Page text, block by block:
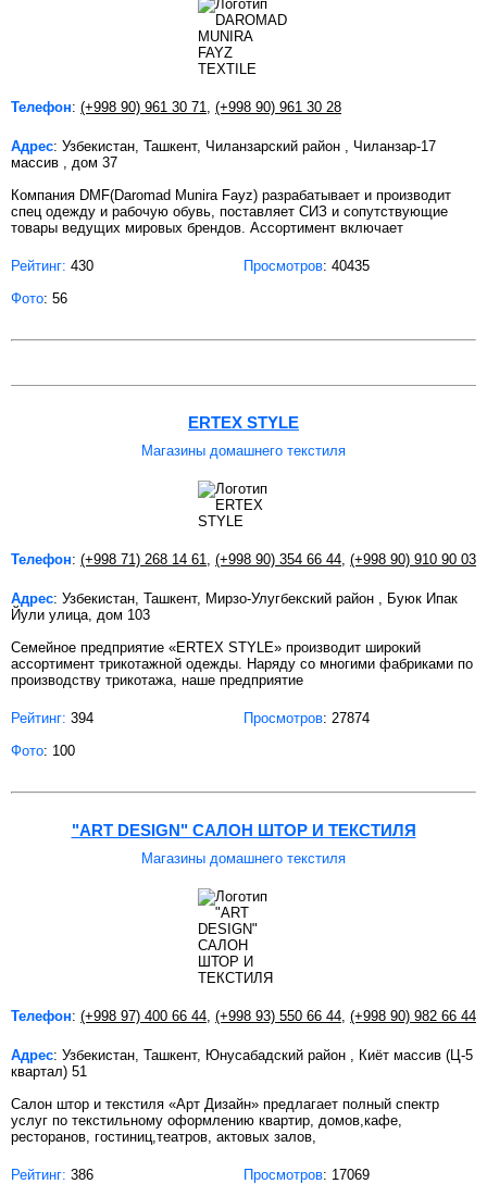
Телефон: (+998 90) 961 30 71 (+998 90) 961 30 28
Адрес: Узбекистан, Ташкент, Чиланзарский район , Чиланзар-17
массив , дом 37
Компания DMF(Daromad Munira Fayz) разрабатывает и производит
спец одежду и рабочую обувь, поставляет СИЗ и сопутствующие
товары ведущих мировых брендов. Ассортимент включает
Рейтинг: 430 Просмотров: 40435
Фото: 56
ERTEX STYLE
Магазины домашнего текстиля
Телефон: (+998 71) 268 14 61 (+998 90) 354 66 44 (+998 90) 910 90 03
Адрес: Узбекистан, Ташкент, Мирзо-Улугбекский район , Буюк Ипак
Йули улица, дом 103
Семейное предприятие «ERTEX STYLE» производит широкий
ассортимент трикотажной одежды. Наряду со многими фабриками по
производству трикотажа, наше предприятие
Рейтинг: 394 Просмотров: 27874
Фото: 100
"ART DESIGN" САЛОН ШТОР И ТЕКСТИЛЯ
Магазины домашнего текстиля
Телефон: (+998 97) 400 66 44 (+998 93) 550 66 44 (+998 90) 982 66 44
Адрес: Узбекистан, Ташкент, Юнусабадский район , Киёт массив (Ц-5
квартал) 51
Салон штор и текстиля «Арт Дизайн» предлагает полный спектр
услуг по текстильному оформлению квартир, домов,кафе,
ресторанов, гостиниц,театров, актовых залов,
Рейтинг: 386 Просмотров: 17069